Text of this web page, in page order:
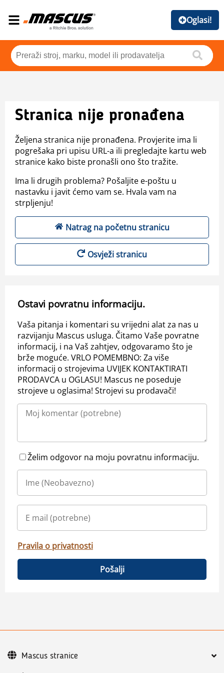
Oglasi!
Stranica nije pronađena
Željena stranica nije pronađena. Provjerite ima li
pogrešaka pri upisu URL-a ili pregledajte kartu web
stranice kako biste pronašli ono što tražite.
Ima li drugih problema? Pošaljite e-poštu u
nastavku i javit ćemo vam se. Hvala vam na
strpljenju!
Natrag na početnu stranicu
Osvježi stranicu
Ostavi povratnu informaciju.
Vaša pitanja i komentari su vrijedni alat za nas u
razvijanju Mascus usluga. Čitamo Vaše povratne
informacij, i na Vaš zahtjev, odgovaramo što je
brže moguće. VRLO POMEMBNO: Za više
informacij o strojevima UVIJEK KONTAKTIRATI
PRODAVCA u OGLASU! Mascus ne poseduje
strojeve u oglasima! Strojevi su prodavači!
Želim odgovor na moju povratnu informaciju.
Pravila o privatnosti
Pošalji
Mascus stranice